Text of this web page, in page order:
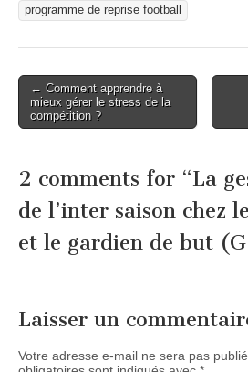
programme de reprise football
Post
navigation
← Comment apprendre à
mieux gérer le stress de la
compétition ?
2 comments for “La
de l’inter saison chez
et le gardien de but
Laisser un
Votre adresse e-mail ne sera pas